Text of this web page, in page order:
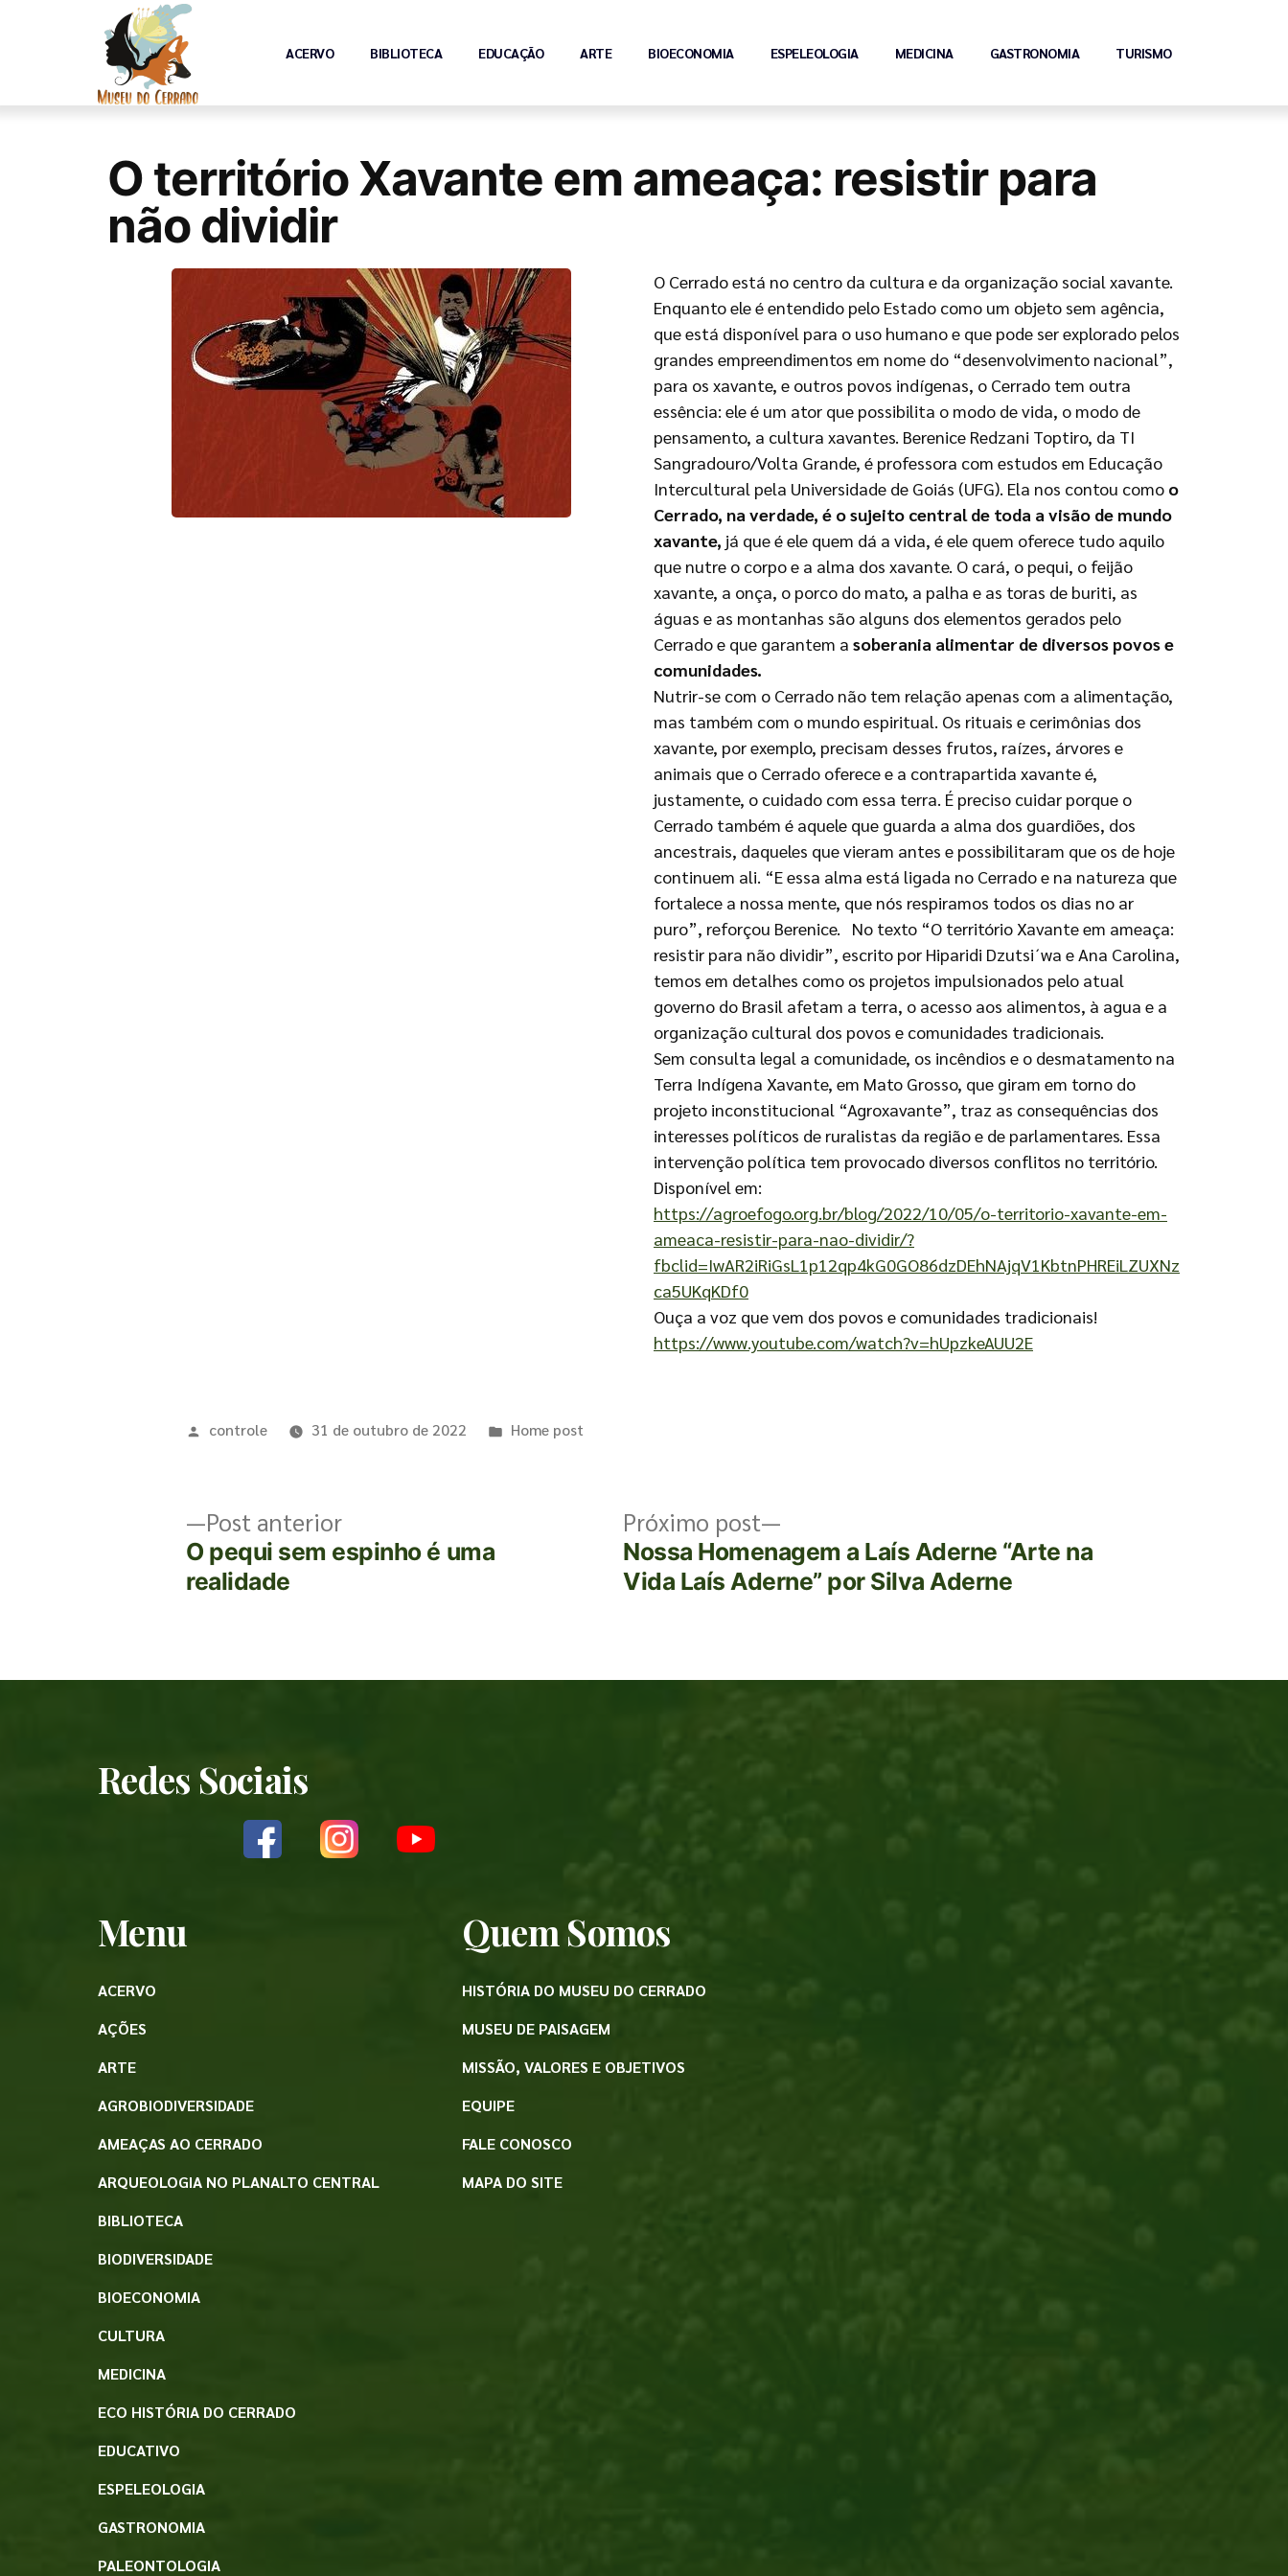
ACERVO BIBLIOTECA EDUCAÇÃO ARTE BIOECONOMIA ESPELEOLOGIA MEDICINA GASTRONOMIA TURISMO
O território Xavante em ameaça: resistir para
não dividir
O Cerrado está no centro da cultura e da organização social xavante.
Enquanto ele é entendido pelo Estado como um objeto sem agência,
que está disponível para o uso humano e que pode ser explorado pelos
grandes empreendimentos em nome do “desenvolvimento nacional”,
para os xavante, e outros povos indígenas, o Cerrado tem outra
essência: ele é um ator que possibilita o modo de vida, o modo de
pensamento, a cultura xavantes. Berenice Redzani Toptiro, da TI
Sangradouro/Volta Grande, é professora com estudos em Educação
Intercultural pela Universidade de Goiás (UFG). Ela nos contou como o
Cerrado, na verdade, é o sujeito central de toda a visão de mundo
xavante, já que é ele quem dá a vida, é ele quem oferece tudo aquilo
que nutre o corpo e a alma dos xavante. O cará, o pequi, o feijão
xavante, a onça, o porco do mato, a palha e as toras de buriti, as
águas e as montanhas são alguns dos elementos gerados pelo
Cerrado e que garantem a soberania alimentar de diversos povos e
comunidades.
Nutrir-se com o Cerrado não tem relação apenas com a alimentação,
mas também com o mundo espiritual. Os rituais e cerimônias dos
xavante, por exemplo, precisam desses frutos, raízes, árvores e
animais que o Cerrado oferece e a contrapartida xavante é,
justamente, o cuidado com essa terra. É preciso cuidar porque o
Cerrado também é aquele que guarda a alma dos guardiões, dos
ancestrais, daqueles que vieram antes e possibilitaram que os de hoje
continuem ali. “E essa alma está ligada no Cerrado e na natureza que
fortalece a nossa mente, que nós respiramos todos os dias no ar
puro”, reforçou Berenice. No texto “O território Xavante em ameaça:
resistir para não dividir”, escrito por Hiparidi Dzutsi´wa e Ana Carolina,
temos em detalhes como os projetos impulsionados pelo atual
governo do Brasil afetam a terra, o acesso aos alimentos, à agua e a
organização cultural dos povos e comunidades tradicionais.
Sem consulta legal a comunidade, os incêndios e o desmatamento na
Terra Indígena Xavante, em Mato Grosso, que giram em torno do
projeto inconstitucional “Agroxavante”, traz as consequências dos
interesses políticos de ruralistas da região e de parlamentares. Essa
intervenção política tem provocado diversos conflitos no território.
Disponível em:
https://agroefogo.org.br/blog/2022/10/05/o-territorio-xavante-em-
ameaca-resistir-para-nao-dividir/?
fbclid=IwAR2iRiGsL1p12qp4kG0GO86dzDEhNAjqV1KbtnPHREiLZUXNz
ca5UKqKDf0
Ouça a voz que vem dos povos e comunidades tradicionais!
https://www.youtube.com/watch?v=hUpzkeAUU2E
controle 31 de outubro de 2022 Home post
Post anterior
O pequi sem espinho é uma
realidade
Próximo post
Nossa Homenagem a Laís Aderne “Arte na
Vida Laís Aderne” por Silva Aderne
Redes Sociais
Menu
ACERVO
AÇÕES
ARTE
AGROBIODIVERSIDADE
AMEAÇAS AO CERRADO
ARQUEOLOGIA NO PLANALTO CENTRAL
BIBLIOTECA
BIODIVERSIDADE
BIOECONOMIA
CULTURA
MEDICINA
ECO HISTÓRIA DO CERRADO
EDUCATIVO
ESPELEOLOGIA
GASTRONOMIA
PALEONTOLOGIA
Quem Somos
HISTÓRIA DO MUSEU DO CERRADO
MUSEU DE PAISAGEM
MISSÃO, VALORES E OBJETIVOS
EQUIPE
FALE CONOSCO
MAPA DO SITE